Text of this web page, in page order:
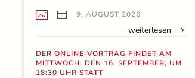
9. AUGUST 2026
weiterlesen
DER ONLINE-VORTRAG FINDET AM
MITTWOCH, DEN 16. SEPTEMBER, UM
18:30 UHR STATT